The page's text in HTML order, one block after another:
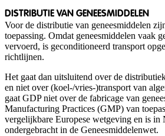
DISTRIBUTIE VAN GENEESMIDDELEN
Voor de distributie van geneesmiddelen
toepassing. Omdat geneesmiddelen vaak
vervoerd, is geconditioneerd transport
richtlijnen.
Het gaat dan uitsluitend over de
en niet over (koel-/vries-)transport van
gaat GDP niet over de fabricage van
Manufacturing Practices (GMP) van
vergelijkbare Europese wetgeving en is in
ondergebracht in de Geneesmiddelenwet.